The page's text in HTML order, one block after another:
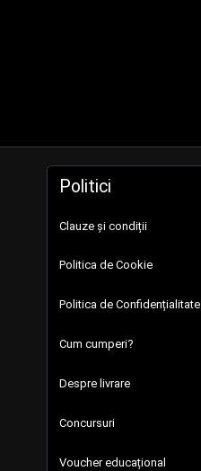
Politici
Clauze și condiții
Politica de Cookie
Politica de Confidențialitate
Cum cumperi?
Despre livrare
Concursuri
Voucher educațional